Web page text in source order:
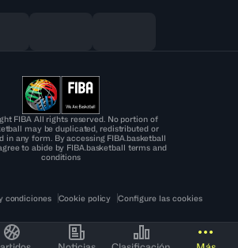
FIBA All rights reserved. No portion of
may be duplicated, redistributed or
in any form. By accessing FIBA.basketball
to abide by FIBA.basketball terms and
conditions
condiciones Cookie policy Configure las cookies